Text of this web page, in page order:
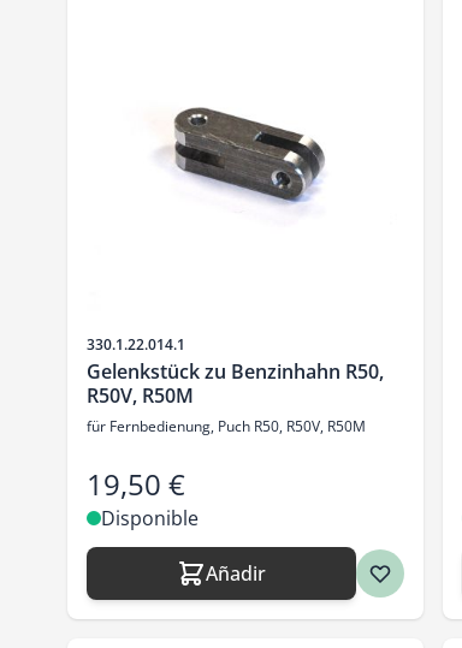
SKU
330.1.22.014.1
Gelenkstück zu Benzinhahn R50,
R50V, R50M
für Fernbedienung, Puch R50, R50V, R50M
19,50 €
Disponible
Añadir